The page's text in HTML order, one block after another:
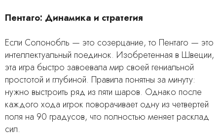
Пентаго: Динамика и стратегия
Если Солонобль — это созерцание, то Пентаго — это
интеллектуальный поединок. Изобретенная в Швеции,
эта игра быстро завоевала мир своей гениальной
простотой и глубиной. Правила понятны за минуту:
нужно выстроить ряд из пяти шаров. Однако после
каждого хода игрок поворачивает одну из четвертей
поля на 90 градусов, что полностью меняет расклад
сил.